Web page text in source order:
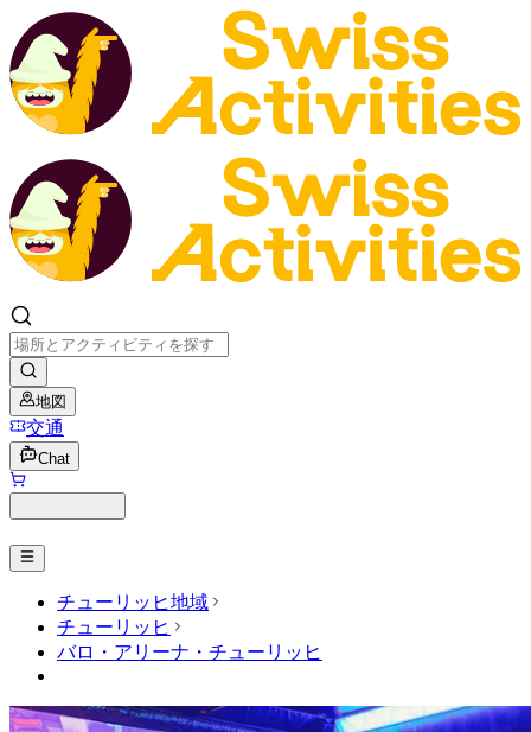
地図
交通
Chat
チューリッヒ地域
チューリッヒ
バロ・アリーナ・チューリッヒ